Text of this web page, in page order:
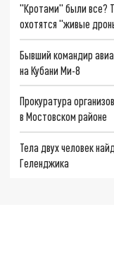
"Кротами" были все?
охотятся "живые
Бывший командир
на Кубани Ми-8
Прокуратура
в Мостовском районе
Тела двух человек
Геленджика